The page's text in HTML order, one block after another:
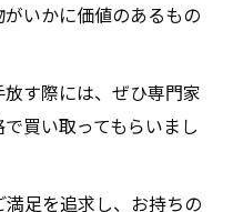
いかに価値のあるもの
す際には、ぜひ専門家
買い取ってもらいまし
足を追求し、お持ちの